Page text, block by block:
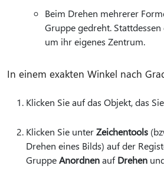
Beim Drehen mehrerer
Gruppe gedreht.
um ihr eigenes Zentrum.
In einem exakten Winkel nach
Klicken Sie auf das Objekt, das
Klicken Sie unterZeichentools
Drehen eines Bilds) auf der
GruppeAnordnenaufDrehen